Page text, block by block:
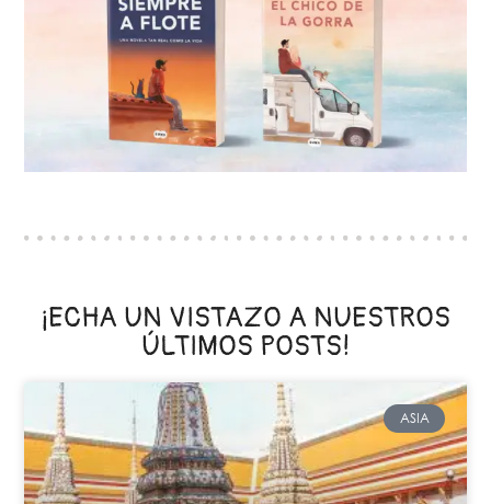
¡ECHA UN VISTAZO A NUESTROS
ÚLTIMOS POSTS!
ASIA